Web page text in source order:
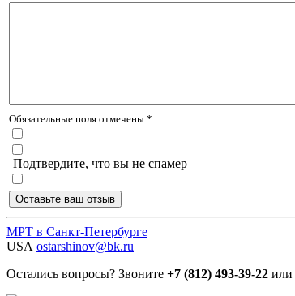
Обязательные поля отмечены *
Подтвердите, что вы не спамер
МРТ в Санкт-Петербурге
USA ostarshinov@bk.ru
Остались вопросы? Звоните +7 (812) 493-39-22 или